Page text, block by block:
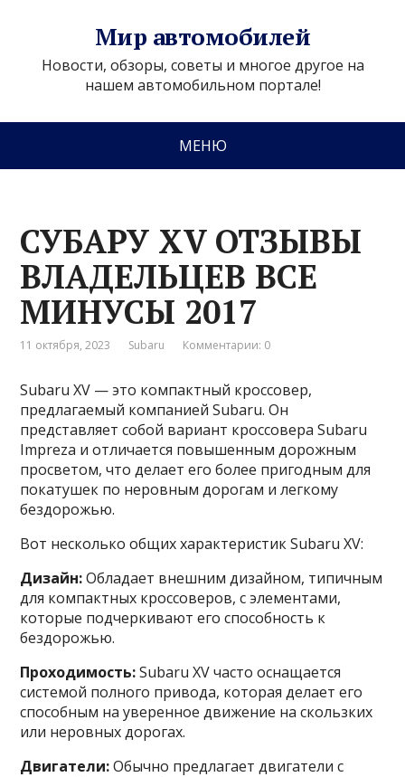
Мир автомобилей
Новости, обзоры, советы и многое другое на
нашем автомобильном портале!
МЕНЮ
СУБАРУ XV ОТЗЫВЫ
ВЛАДЕЛЬЦЕВ ВСЕ
МИНУСЫ 2017
11 октября, 2023 Subaru Комментарии: 0
Subaru XV — это компактный кроссовер,
предлагаемый компанией Subaru. Он
представляет собой вариант кроссовера Subaru
Impreza и отличается повышенным дорожным
просветом, что делает его более пригодным для
покатушек по неровным дорогам и легкому
бездорожью.
Вот несколько общих характеристик Subaru XV:
Дизайн:Обладает внешним дизайном, типичным
для компактных кроссоверов, с элементами,
которые подчеркивают его способность к
бездорожью.
Проходимость:Subaru XV часто оснащается
системой полного привода, которая делает его
способным на уверенное движение на скользких
или неровных дорогах.
Двигатели:Обычно предлагает двигатели с